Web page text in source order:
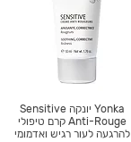
Yonka יונקה Sensitive
Anti-Rouge קרם טיפולי
להרגעה לעור רגיש ואדמומי